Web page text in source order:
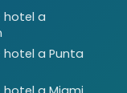
hotel a
hotel a Punta